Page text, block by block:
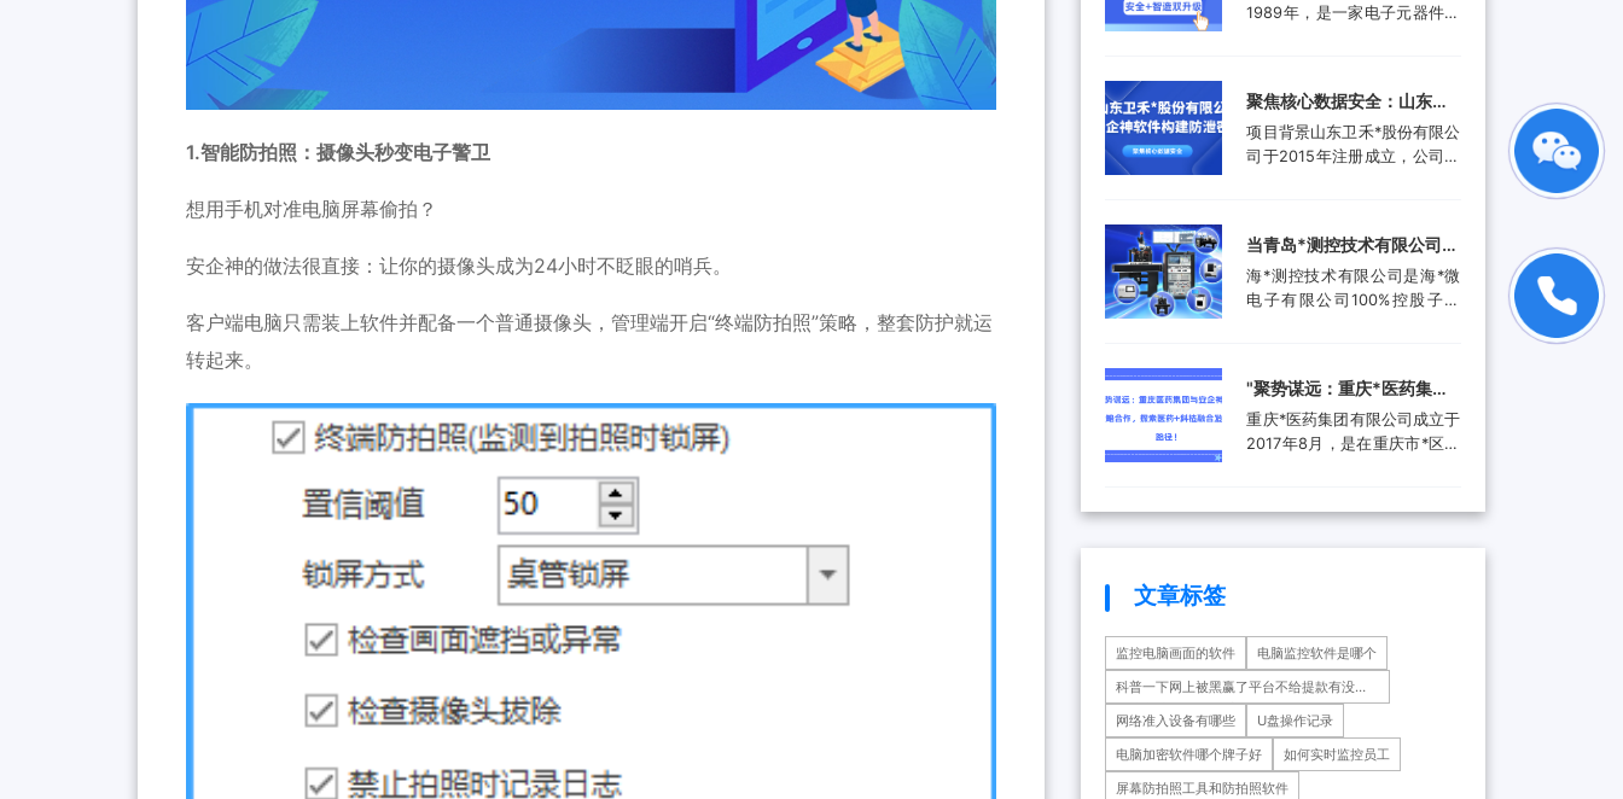
1.智能防拍照：摄像头秒变电子警卫
想用手机对准电脑屏幕偷拍？
安企神的做法很直接：让你的摄像头成为24小时不眨眼的哨兵。
客户端电脑只需装上软件并配备一个普通摄像头，管理端开启“终端防拍照”策略，整套防护就运
转起来。
受经济损失，更严重侵蚀了行
工作人员就选择引入了安企...
企业防护新时代！
1989年，是一家电子元器件集
品。还进入了汽车电子行业、
航空航天行业、工业控制行
业、医疗器械行业和消费电子
增加，现已成功转型为一家提
供完整解...
聚焦核心数据安全：山东卫
禾*股份有限公司携手安企神
软件构建防泄密屏障！
项目背景山东卫禾*股份有限公
司于2015年注册成立，公司拥
备。运用UGNX7.5、
MASTA5.4等研发软件进行研
发，具有强大的技术研发能
设，打造创新型企业...
当青岛*测控技术有限公司遇
上安企神，测控技术数据安
全将迎来哪些新变化？
海*测控技术有限公司是海*微
电子有限公司100%控股子公
集成电路可靠性验证及测试分
析领域打造国内一流集成电路
检测、分析、设计开发及技术
和高端设备集成电路可靠性验
‌"聚势谋远：重庆*医药集团
与安企神达成战略合作，探
索医药+科技融合发展新路
重庆*医药集团有限公司成立于
2017年8月，是在重庆市*区医
业。是重庆*经济技术开发（集
下辖重庆*制药有限公司、*医
药科技重庆有限公司、重庆*肿
瘤医院等十余家子公司...
文章标签
监控电脑画面的软件
电脑监控软件是哪个
科普一下网上被黑赢了平台不给提款有没有
解决办法2026已更新
​网络准入设备有哪些
U盘操作记录
电脑加密软件哪个牌子好
如何实时监控员工
屏幕防拍照工具和防拍照软件